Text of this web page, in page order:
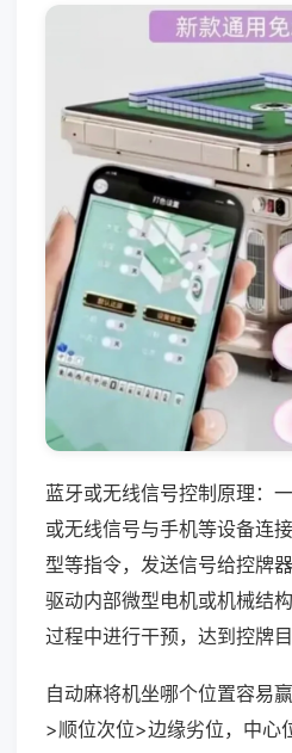
蓝牙或无线信号控制原理：
或无线信号与手机等设备连
型等指令，发送信号给控牌
驱动内部微型电机或机械结
过程中进行干预，达到控牌目
自动麻将机坐哪个位置容易
>顺位次位>边缘劣位，中心